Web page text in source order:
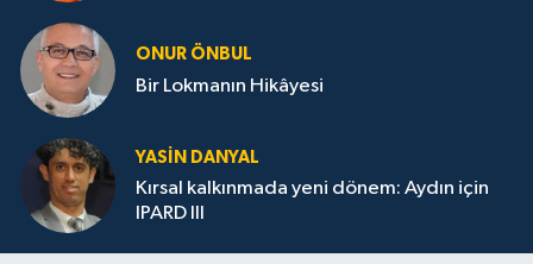
ONUR ÖNBUL
Bir Lokmanın Hikâyesi
YASIN DANYAL
Kırsal kalkınmada yeni dönem: Aydın için
IPARD III